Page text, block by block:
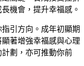
機會，提升幸福感。
引方向。成年初顯期
著增強幸福感與心理
劃，亦可推動你前